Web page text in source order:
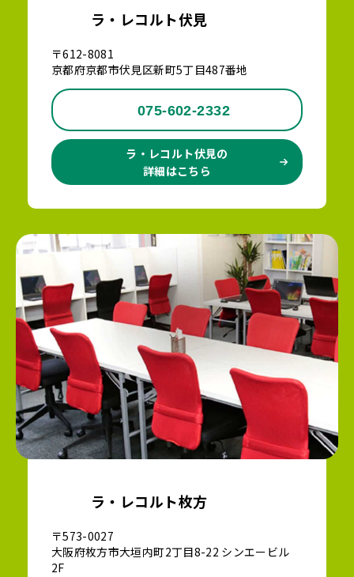
ラ・レコルト伏見
〒612-8081
京都府京都市伏見区新町5丁目487番地
075-602-2332
ラ・レコルト伏見の
詳細はこちら
ラ・レコルト枚方
〒573-0027
大阪府枚方市大垣内町2丁目8-22 シンエービル
2F